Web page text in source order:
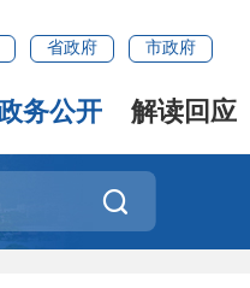
省政府 市政府
务公开 解读回应
